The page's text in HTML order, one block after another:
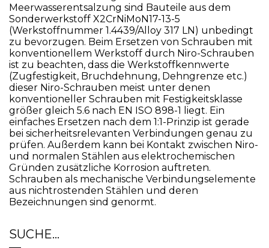
Meerwasserentsalzung sind Bauteile aus dem
Sonderwerkstoff X2CrNiMoN17-13-5
(Werkstoffnummer 1.4439/Alloy 317 LN) unbedingt
zu bevorzugen. Beim Ersetzen von Schrauben mit
konventionellem Werkstoff durch Niro-Schrauben
ist zu beachten, dass die Werkstoffkennwerte
(Zugfestigkeit, Bruchdehnung, Dehngrenze etc.)
dieser Niro-Schrauben meist unter denen
konventioneller Schrauben mit Festigkeitsklasse
größer gleich 5.6 nach EN ISO 898-1 liegt. Ein
einfaches Ersetzen nach dem 1:1-Prinzip ist gerade
bei sicherheitsrelevanten Verbindungen genau zu
prüfen. Außerdem kann bei Kontakt zwischen Niro-
und normalen Stählen aus elektrochemischen
Gründen zusätzliche Korrosion auftreten.
Schrauben als mechanische Verbindungselemente
aus nichtrostenden Stählen und deren
Bezeichnungen sind genormt.
SUCHE…